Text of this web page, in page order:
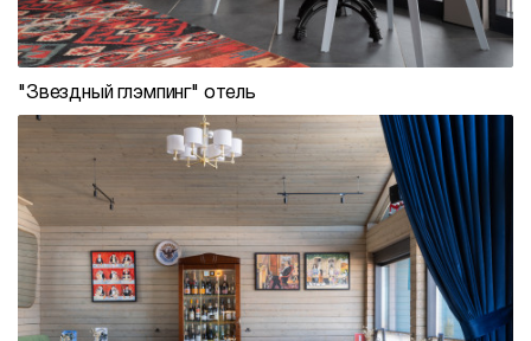
"Звездный глэмпинг" отель